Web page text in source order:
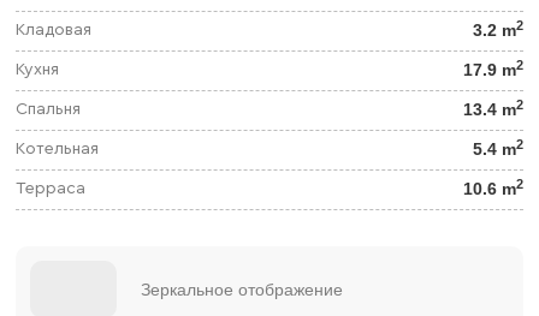
Кладовая 3.2 m2
Кухня 17.9 m2
Спальня 13.4 m2
Котельная 5.4 m2
Терраса 10.6 m2
Зеркальное отображение